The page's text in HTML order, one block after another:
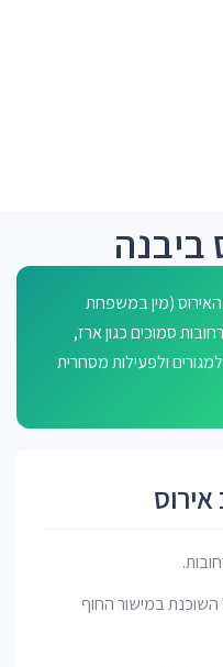
ביבנה
(מין במשפחת
עסקים, ויש רחובות סמוכים כגון ארז,
ולפעילות מסחרית
במישור החוף